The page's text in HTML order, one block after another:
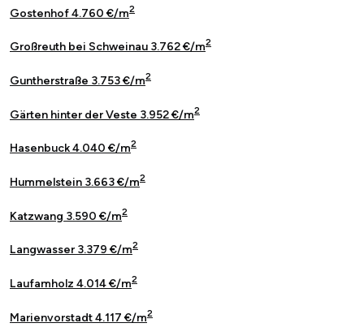
Gostenhof 4.760 €/m2
Großreuth bei Schweinau 3.762 €/m2
Guntherstraße 3.753 €/m2
Gärten hinter der Veste 3.952 €/m2
Hasenbuck 4.040 €/m2
Hummelstein 3.663 €/m2
Katzwang 3.590 €/m2
Langwasser 3.379 €/m2
Laufamholz 4.014 €/m2
Marienvorstadt 4.117 €/m2